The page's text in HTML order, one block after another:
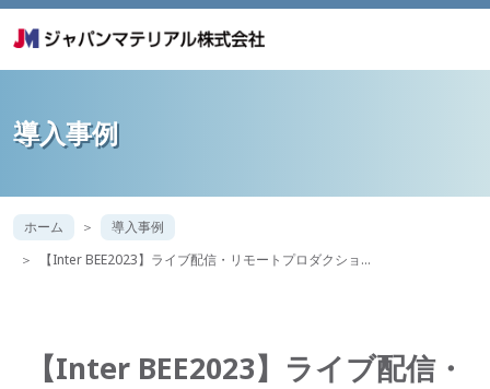
導入事例
ホーム
導入事例
【Inter BEE2023】ライブ配信・リモートプロダクショ…
【Inter BEE2023】ライブ配信・